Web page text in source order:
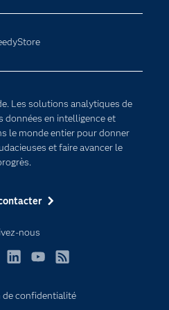
Les solutions analytiques de
données en intelligence et
le monde entier pour donner
et faire avancer le
nous
enseignants
SAS ?
Viya
artificielle
digitale
de confidentialité